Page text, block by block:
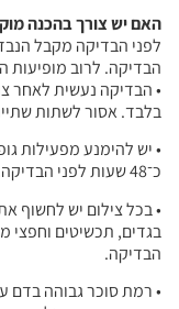
האם יש צורך בהכנה
לפני הבדיקה מקבל
הבדיקה. לרוב מופיעות
בלבד. אסור לשתות
• יש להימנע מפעילות
כ־48 שעות לפני הבדיקה.
• בכל צילום יש לחשוף
בגדים, תכשיטים וחפצי
הבדיקה.
• רמת סוכר גבוהה בדם